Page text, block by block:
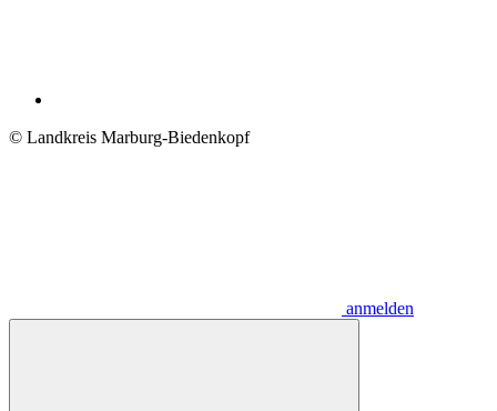
© Landkreis Marburg-Biedenkopf
anmelden